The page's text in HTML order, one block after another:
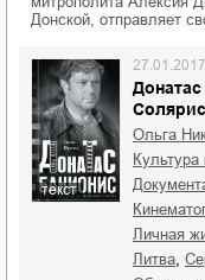
Донской, отправляет
текст
Ольга
личная
Литва